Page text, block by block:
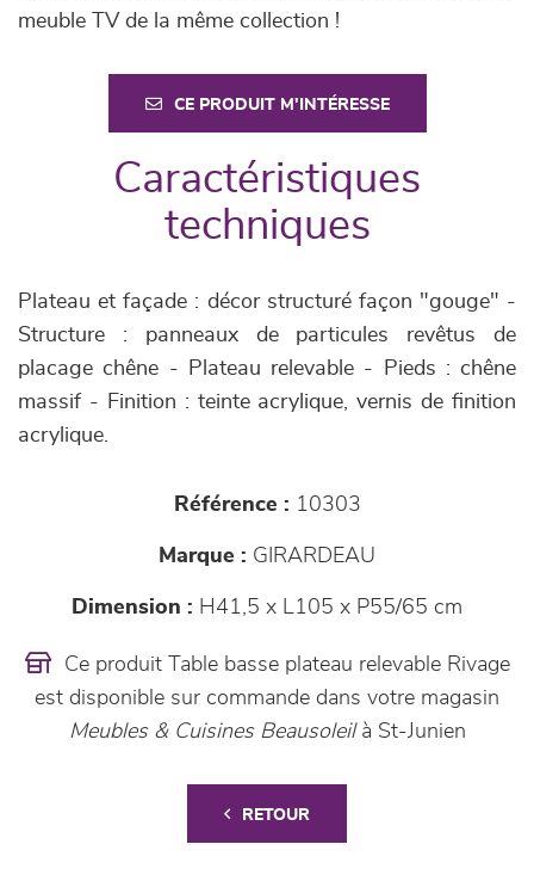
meuble TV de la même collection !
CE PRODUIT M'INTÉRESSE
Caractéristiques
techniques
Plateau et façade : décor structuré façon "gouge" -
Structure : panneaux de particules revêtus de
placage chêne - Plateau relevable - Pieds : chêne
massif - Finition : teinte acrylique, vernis de finition
acrylique.
Référence : 10303
Marque : GIRARDEAU
Dimension : H41,5 x L105 x P55/65 cm
Ce produit Table basse plateau relevable Rivage
est disponible sur commande dans votre magasin
Meubles & Cuisines Beausoleilà St-Junien
RETOUR